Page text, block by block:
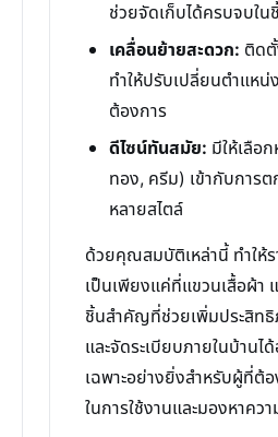
ช่วยจัดเก็บได้ครบจบใน
เคลื่อนย้ายสะดวก: ติด
ทำให้ปรับเปลี่ยนตำแหน่
ต้องการ
ดีไซน์ทันสมัย: มีให้เลือ
ทอง, ครีม) เข้ากับการ
หลายสไตล์
ด้วยคุณสมบัติเหล่านี้ ทำให้ร
เป็นเพียงแค่ที่แขวนเสื้อผ้า
ชิ้นสำคัญที่ช่วยเพิ่มประสิทธิ
และจัดระเบียบภายในบ้านไ
เฉพาะอย่างยิ่งสำหรับผู้ที่ต้
ในการใช้งานและมองหาคว